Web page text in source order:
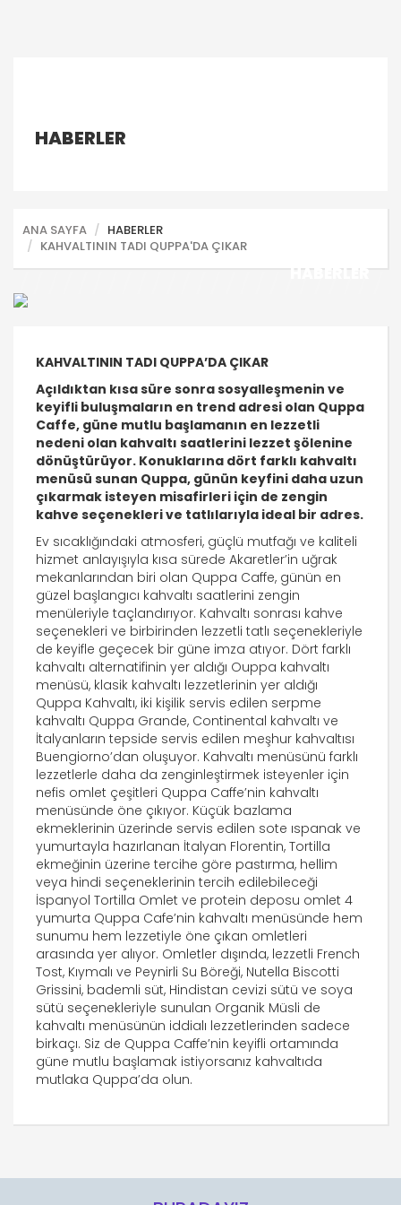
HABERLER
ANA SAYFA
HABERLER
KAHVALTININ TADI QUPPA'DA ÇIKAR
HABERLER
KAHVALTININ TADI QUPPA’DA ÇIKAR
Açıldıktan kısa süre sonra sosyalleşmenin ve
keyifli buluşmaların en trend adresi olan Quppa
Caffe, güne mutlu başlamanın en lezzetli
nedeni olan kahvaltı saatlerini lezzet şölenine
dönüştürüyor. Konuklarına dört farklı kahvaltı
menüsü sunan Quppa, günün keyfini daha uzun
çıkarmak isteyen misafirleri için de zengin
kahve seçenekleri ve tatlılarıyla ideal bir adres.
Ev sıcaklığındaki atmosferi, güçlü mutfağı ve kaliteli
hizmet anlayışıyla kısa sürede Akaretler’in uğrak
mekanlarından biri olan Quppa Caffe, günün en
güzel başlangıcı kahvaltı saatlerini zengin
menüleriyle taçlandırıyor. Kahvaltı sonrası kahve
seçenekleri ve birbirinden lezzetli tatlı seçenekleriyle
de keyifle geçecek bir güne imza atıyor. Dört farklı
kahvaltı alternatifinin yer aldığı Ouppa kahvaltı
menüsü, klasik kahvaltı lezzetlerinin yer aldığı
Quppa Kahvaltı, iki kişilik servis edilen serpme
kahvaltı Quppa Grande, Continental kahvaltı ve
İtalyanların tepside servis edilen meşhur kahvaltısı
Buengiorno’dan oluşuyor. Kahvaltı menüsünü farklı
lezzetlerle daha da zenginleştirmek isteyenler için
nefis omlet çeşitleri Quppa Caffe’nin kahvaltı
menüsünde öne çıkıyor. Küçük bazlama
ekmeklerinin üzerinde servis edilen sote ıspanak ve
yumurtayla hazırlanan İtalyan Florentin, Tortilla
ekmeğinin üzerine tercihe göre pastırma, hellim
veya hindi seçeneklerinin tercih edilebileceği
İspanyol Tortilla Omlet ve protein deposu omlet 4
yumurta Quppa Cafe’nin kahvaltı menüsünde hem
sunumu hem lezzetiyle öne çıkan omletleri
arasında yer alıyor. Omletler dışında, lezzetli French
Tost, Kıymalı ve Peynirli Su Böreği, Nutella Biscotti
Grissini, bademli süt, Hindistan cevizi sütü ve soya
sütü seçenekleriyle sunulan Organik Müsli de
kahvaltı menüsünün iddialı lezzetlerinden sadece
birkaçı. Siz de Quppa Caffe’nin keyifli ortamında
güne mutlu başlamak istiyorsanız kahvaltıda
mutlaka Quppa’da olun.